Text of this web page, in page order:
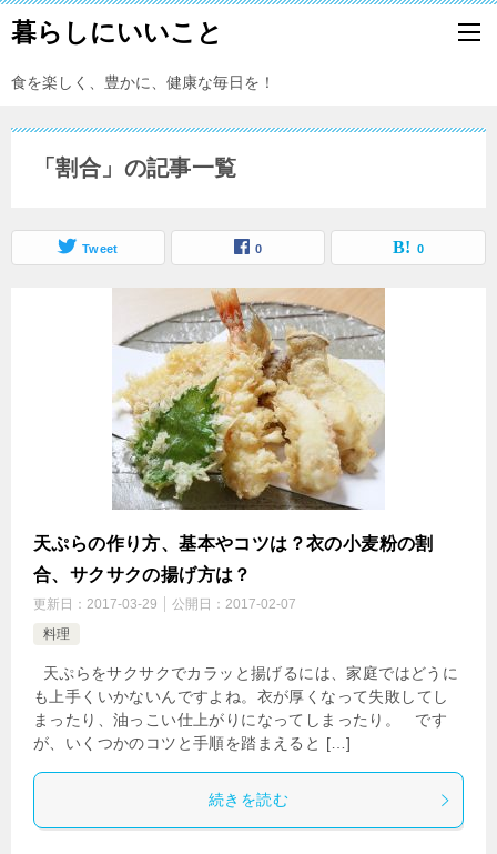
暮らしにいいこと
食を楽しく、豊かに、健康な毎日を！
「割合」の記事一覧
Tweet 0 0
天ぷらの作り方、基本やコツは？衣の小麦粉の割
合、サクサクの揚げ方は？
更新日： 2017-03-29 公開日： 2017-02-07
料理
天ぷらをサクサクでカラッと揚げるには、家庭ではどうに
も上手くいかないんですよね。衣が厚くなって失敗してし
まったり、油っこい仕上がりになってしまったり。 です
が、いくつかのコツと手順を踏まえると […]
続きを読む